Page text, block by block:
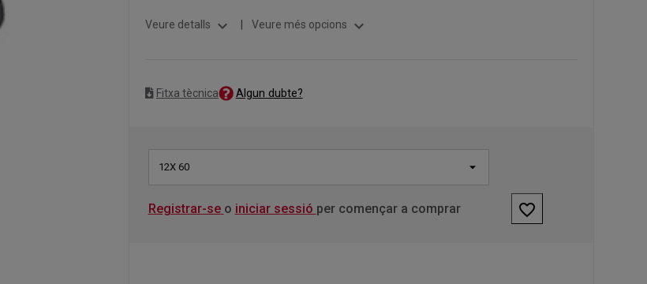
Veure detalls expand_more Veure més opcions expand_more
Fitxa tècnica Algun dubte?
12X 60
Registrar-se o iniciar sessió per començar a comprar favorite_border